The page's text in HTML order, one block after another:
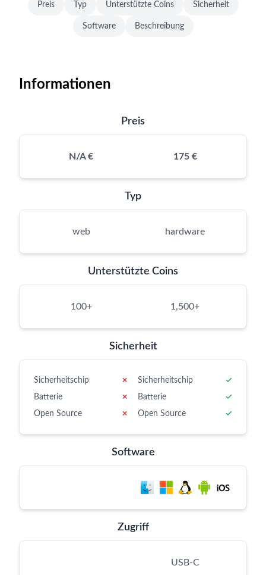
Preis Typ Unterstützte Coins Sicherheit
Software Beschreibung
Informationen
Preis
N/A € 175 €
Typ
web hardware
Unterstützte Coins
100+ 1,500+
Sicherheit
Sicherheitschip
✗
Batterie
✗
Open Source
✗
Sicherheitschip
✓
Batterie
✓
Open Source
✓
Software
Zugriff
USB-C